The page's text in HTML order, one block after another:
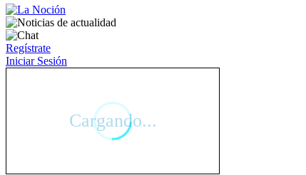
Regístrate
Iniciar Sesión